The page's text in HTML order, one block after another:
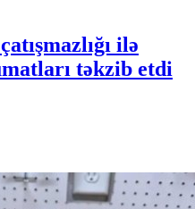
ilə
təkzib etdi